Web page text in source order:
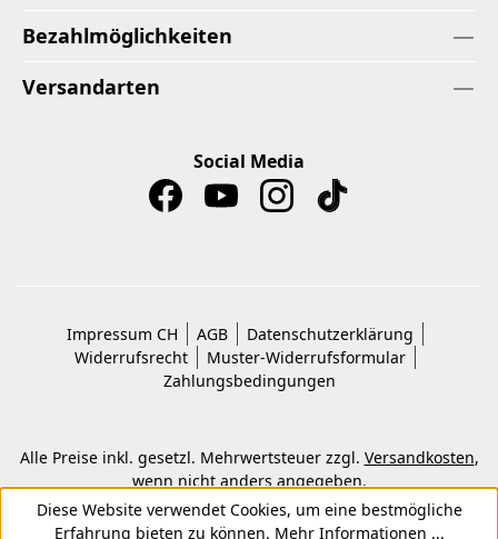
Bezahlmöglichkeiten
Versandarten
Social Media
Impressum CH AGB
Datenschutzerklärung
Widerrufsrecht
Muster-Widerrufsformular
Zahlungsbedingungen
Alle Preise inkl. gesetzl. Mehrwertsteuer zzgl. Versandkosten,
wenn nicht anders angegeben.
© 2026 Copyright © Kwon KG. Alle Rechte vorbehalten.
Diese Website verwendet Cookies, um eine bestmögliche
Erfahrung bieten zu können. Mehr Informationen ...